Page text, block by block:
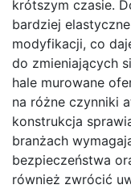
krótszym czasie.
bardziej
modyfikacji, co
do zmieniających
hale murowane
na różne czynniki
konstrukcja
branżach
bezpieczeństwa
również zwrócić